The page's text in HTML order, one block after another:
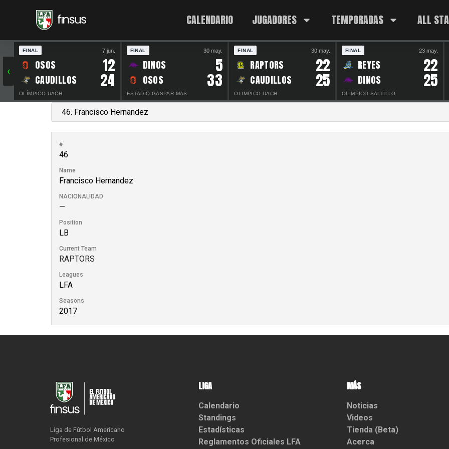
CALENDARIO JUGADORES TEMPORADAS ALL
‹
FINAL 7 jun.
OSOS 12
CAUDILLOS 24
OLÍMPICO UACH
FINAL 30 may.
DINOS 5
OSOS 33
ESTADIO GASPAR MAS
FINAL 30 may.
RAPTORS 22
CAUDILLOS 25
OLIMPICO UACH
FINAL 23 may.
REYES 22
DINOS 25
OLIMPICO SALTILLO
#
46
Name
Francisco Hernandez
NACIONALIDAD
—
Position
LB
Current Team
RAPTORS
Leagues
LFA
Seasons
2017
Liga de Fútbol Americano
Profesional de México
LIGA
Calendario
Standings
Estadísticas
Reglamentos Oficiales LFA
MÁS
Noticias
Videos
Tienda (Beta)
Acerca